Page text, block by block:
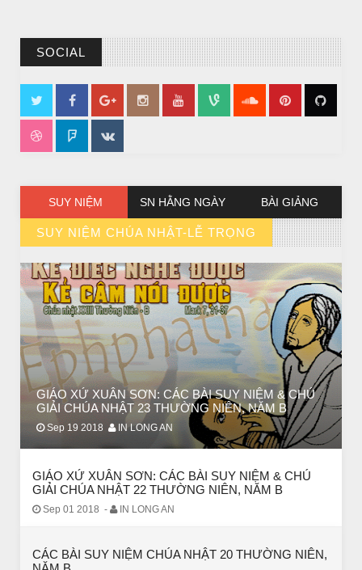
SOCIAL
SUY NIỆM SN HẰNG NGÀY BÀI GIẢNG
SUY NIỆM CHÚA NHẬT-LỄ TRỌNG
// VIEW MORE BY SUY NIỆM CHÚA NHẬT-LỄ TRỌNG
GIÁO XỨ XUÂN SƠN: CÁC BÀI SUY NIỆM & CHÚ
GIẢI CHÚA NHẬT 23 THƯỜNG NIÊN, NĂM B
Sep 19 2018 IN LONG AN
GIÁO XỨ XUÂN SƠN: CÁC BÀI SUY NIỆM & CHÚ
GIẢI CHÚA NHẬT 22 THƯỜNG NIÊN, NĂM B
Sep 01 2018 - IN LONG AN
CÁC BÀI SUY NIỆM CHÚA NHẬT 20 THƯỜNG NIÊN,